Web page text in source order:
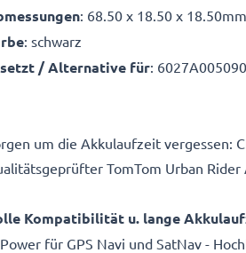
: 68.50 x 18.50 x 18.50mm
: schwarz
/ Alternative für:
um die Akkulaufzeit vergessen:
TomTom Urban Rider
Kompatibilität u. lange
für GPS Navi und SatNav -